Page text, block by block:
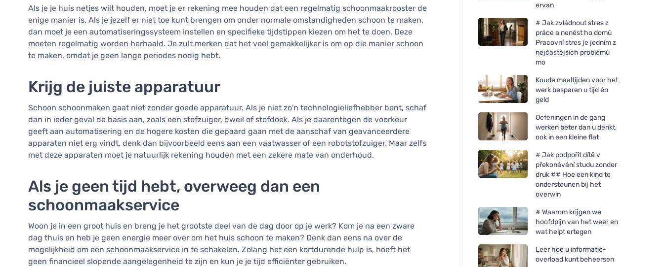
Als je je huis netjes wilt houden, moet je er rekening mee houden dat een regelmatig schoonmaakrooster de
enige manier is. Als je jezelf er niet toe kunt brengen om onder normale omstandigheden schoon te maken,
dan moet je een automatiseringssysteem instellen en specifieke tijdstippen kiezen om het te doen. Deze
moeten regelmatig worden herhaald. Je zult merken dat het veel gemakkelijker is om op die manier schoon
te maken, omdat je geen lange periodes nodig hebt.
Krijg de juiste apparatuur
Schoon schoonmaken gaat niet zonder goede apparatuur. Als je niet zo'n technologieliefhebber bent, schaf
dan in ieder geval de basis aan, zoals een stofzuiger, dweil of stofdoek. Als je daarentegen de voorkeur
geeft aan automatisering en de hogere kosten die gepaard gaan met de aanschaf van geavanceerdere
apparaten niet erg vindt, denk dan bijvoorbeeld eens aan een vaatwasser of een robotstofzuiger. Maar zelfs
met deze apparaten moet je natuurlijk rekening houden met een zekere mate van onderhoud.
Als je geen tijd hebt, overweeg dan een
schoonmaakservice
Woon je in een groot huis en breng je het grootste deel van de dag door op je werk? Kom je na een zware
dag thuis en heb je geen energie meer over om het huis schoon te maken? Denk dan eens na over de
mogelijkheid om een schoonmaakservice in te schakelen. Zolang het een kortdurende hulp is, hoeft het
geen financieel slopende aangelegenheid te zijn en kun je je tijd efficiënter gebruiken.
ervan
# Jak zvládnout stres z
práce a nenést ho domů
Pracovní stres je jedním z
nejčastějších problémů
mo
Koude maaltijden voor het
werk besparen u tijd én
geld
Oefeningen in de gang
werken beter dan u denkt,
ook in een kleine flat
# Jak podpořit dítě v
překonávání studu zonder
druk ## Hoe een kind te
ondersteunen bij het
overwin
# Waarom krijgen we
hoofdpijn van het weer en
wat helpt ertegen
Leer hoe u informatie-
overload kunt beheersen